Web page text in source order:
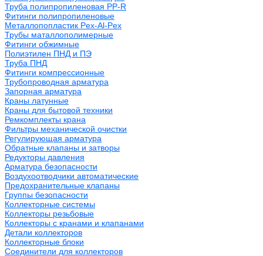
Труба полипропиленовая PP-R
Фитинги полипропиленовые
Металлопопластик Pex-Al-Pex
Трубы маталлополимерные
Фитинги обжимные
Полиэтилен ПНД и ПЭ
Труба ПНД
Фитинги компрессионные
Трубопроводная арматура
Запорная арматура
Краны латунные
Краны для бытовой техники
Ремкомплекты крана
Фильтры механической очистки
Регулирующая арматура
Обратные клапаны и затворы
Редукторы давления
Арматура безопасности
Воздухоотводчики автоматические
Предохранительные клапаны
Группы безопасности
Коллекторные системы
Коллекторы резьбовые
Коллекторы с кранами и клапанами
Детали коллекторов
Коллекторные блоки
Соединители для коллекторов